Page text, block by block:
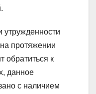
протяжении
обратиться к
данное
с наличием